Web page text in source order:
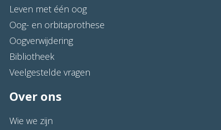
Leven met één oog
Oog- en orbitaprothese
Oogverwijdering
Bibliotheek
Veelgestelde vragen
Over ons
Wie we zijn